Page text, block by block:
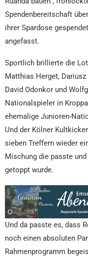
Spendenbereitschaft
ihrer Spardose
angefasst.
Sportlich brillierte die
Matthias Herget, Dariusz
David Odonkor und
Nationalspieler in
ehemalige Junioren-
Und der Kölner
sieben Treffern wieder
Mischung die passte
getoppt wurde.
Und da passte es, dass
noch einen absoluten
Rahmenprogramm